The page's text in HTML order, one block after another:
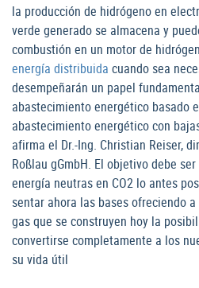
la producción de hidrógeno en
verde generado se almacena y
combustión en un motor de
energía distribuida cuando sea
desempeñarán un papel
abastecimiento energético basado
abastecimiento energético con
afirma el Dr.-Ing. Christian Reiser,
Roßlau gGmbH. El objetivo debe
energía neutras en CO2 lo antes
sentar ahora las bases ofreciendo
gas que se construyen hoy la
convertirse completamente a los
su vida útil